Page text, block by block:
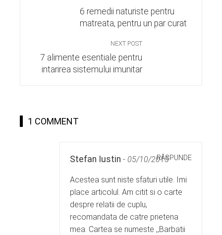
6 remedii naturiste pentru
matreata, pentru un par curat
NEXT POST
7 alimente esentiale pentru
intarirea sistemului imunitar
1 COMMENT
Stefan Iustin - 05/10/2015RĂSPUNDE
Acestea sunt niste sfaturi utile. Imi
place articolul. Am citit si o carte
despre relatii de cuplu,
recomandata de catre prietena
mea. Cartea se numeste ,,Barbatii